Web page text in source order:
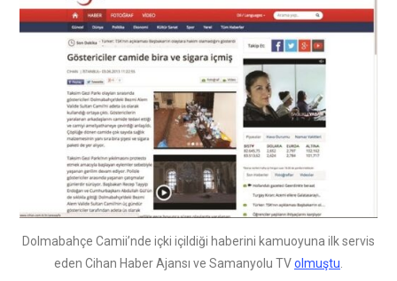
Dolmabahçe Camii’nde içki içildiği haberini kamuoyuna ilk servis
eden Cihan Haber Ajansı ve Samanyolu TVolmuştu